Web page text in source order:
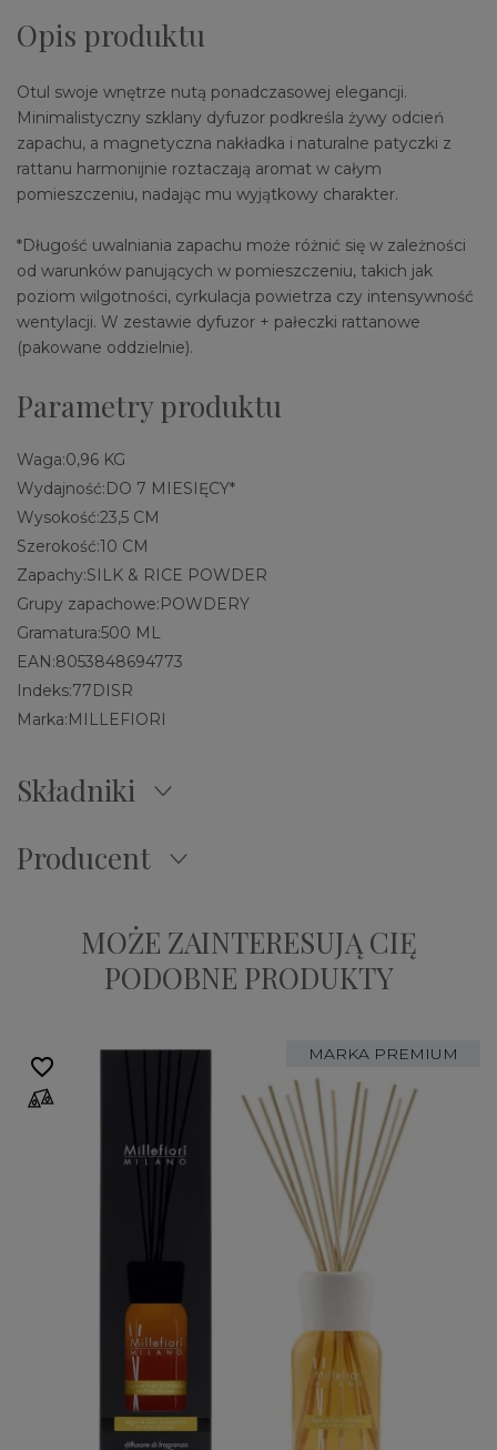
Opis produktu
Otul swoje wnętrze nutą ponadczasowej elegancji.
Minimalistyczny szklany dyfuzor podkreśla żywy odcień
zapachu, a magnetyczna nakładka i naturalne patyczki z
rattanu harmonijnie roztaczają aromat w całym
pomieszczeniu, nadając mu wyjątkowy charakter.
*Długość uwalniania zapachu może różnić się w zależności
od warunków panujących w pomieszczeniu, takich jak
poziom wilgotności, cyrkulacja powietrza czy intensywność
wentylacji. W zestawie dyfuzor + pałeczki rattanowe
(pakowane oddzielnie).
Parametry produktu
Waga:0,96 KG
Wydajność:DO 7 MIESIĘCY*
Wysokość:23,5 CM
Szerokość:10 CM
Zapachy:SILK & RICE POWDER
Grupy zapachowe:POWDERY
Gramatura:500 ML
EAN:8053848694773
Indeks:77DISR
Marka:MILLEFIORI
Składniki
Producent
MOŻE ZAINTERESUJĄ CIĘ
PODOBNE PRODUKTY
MARKA PREMIUM
favorite_border